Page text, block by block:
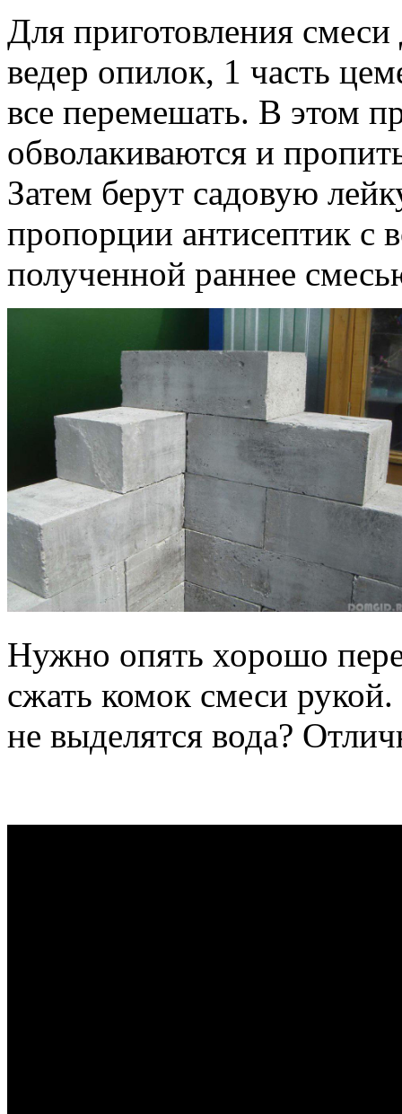
Для приготовления
ведер опилок, 1 часть
все перемешать. В этом
обволакиваются и
Затем берут садовую
пропорции антисептик с
полученной раннее
Нужно опять хорошо
сжать комок смеси
не выделятся вода?